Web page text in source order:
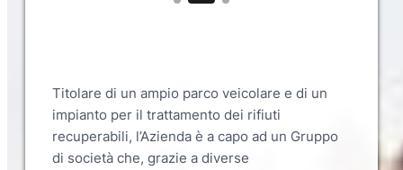
Titolare di un ampio parco veicolare e di un
impianto per il trattamento dei rifiuti
recuperabili, l’Azienda è a capo ad un Gruppo
di società che, grazie a diverse